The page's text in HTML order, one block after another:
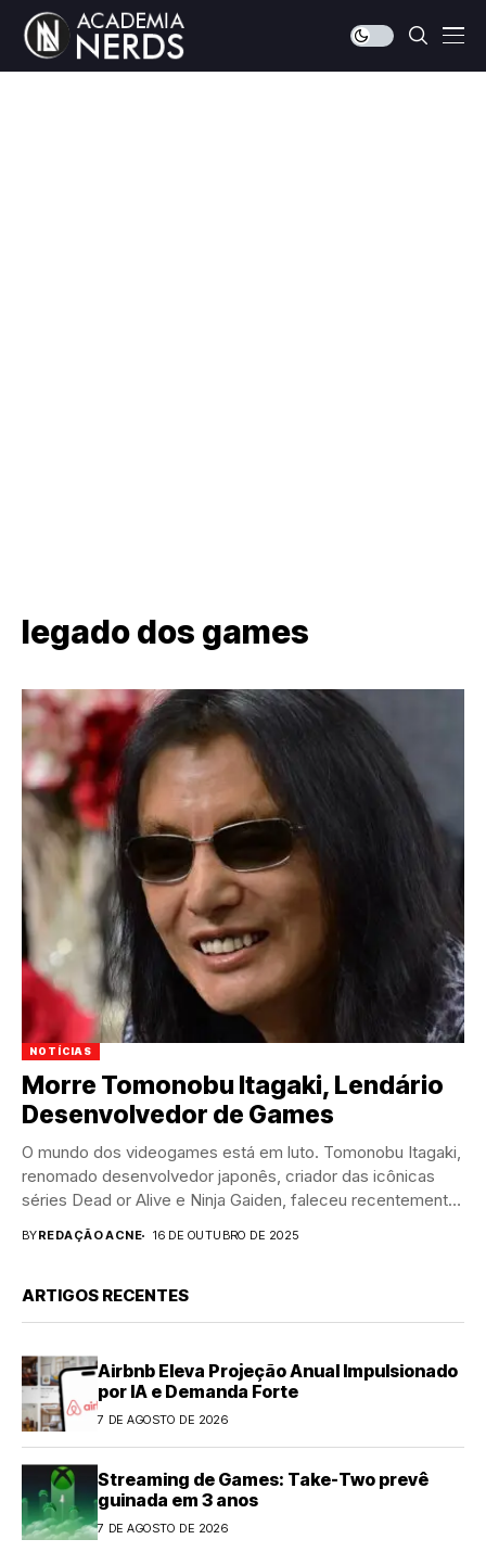
legado dos games
NOTÍCIAS
Morre Tomonobu Itagaki, Lendário
Desenvolvedor de Games
O mundo dos videogames está em luto. Tomonobu Itagaki,
renomado desenvolvedor japonês, criador das icônicas
séries Dead or Alive e Ninja Gaiden, faleceu recentemente,
deixando uma mensagem...
BYREDAÇÃO ACNE 16 DE OUTUBRO DE 2025
ARTIGOS RECENTES
Airbnb Eleva Projeção Anual Impulsionado
por IA e Demanda Forte
7 DE AGOSTO DE 2026
Streaming de Games: Take-Two prevê
guinada em 3 anos
7 DE AGOSTO DE 2026